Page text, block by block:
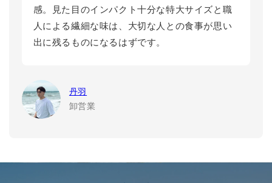
感。見た目のインパクト十分な特大サイズと職
人による繊細な味は、大切な人との食事が思い
出に残るものになるはずです。
丹羽
卸営業